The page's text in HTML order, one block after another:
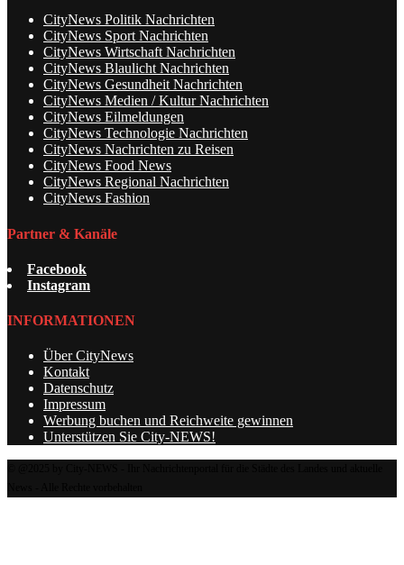
CityNews Politik Nachrichten
CityNews Sport Nachrichten
CityNews Wirtschaft Nachrichten
CityNews Blaulicht Nachrichten
CityNews Gesundheit Nachrichten
CityNews Medien / Kultur Nachrichten
CityNews Eilmeldungen
CityNews Technologie Nachrichten
CityNews Nachrichten zu Reisen
CityNews Food News
CityNews Regional Nachrichten
CityNews Fashion
Partner & Kanäle
Facebook
Instagram
INFORMATIONEN
Über CityNews
Kontakt
Datenschutz
Impressum
Werbung buchen und Reichweite gewinnen
Unterstützen Sie City-NEWS!